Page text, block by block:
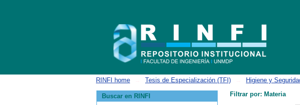
RINFI home Tesis de Especialización (TFI) Higiene y
Filtrar por: Materia
Buscar en RINFI